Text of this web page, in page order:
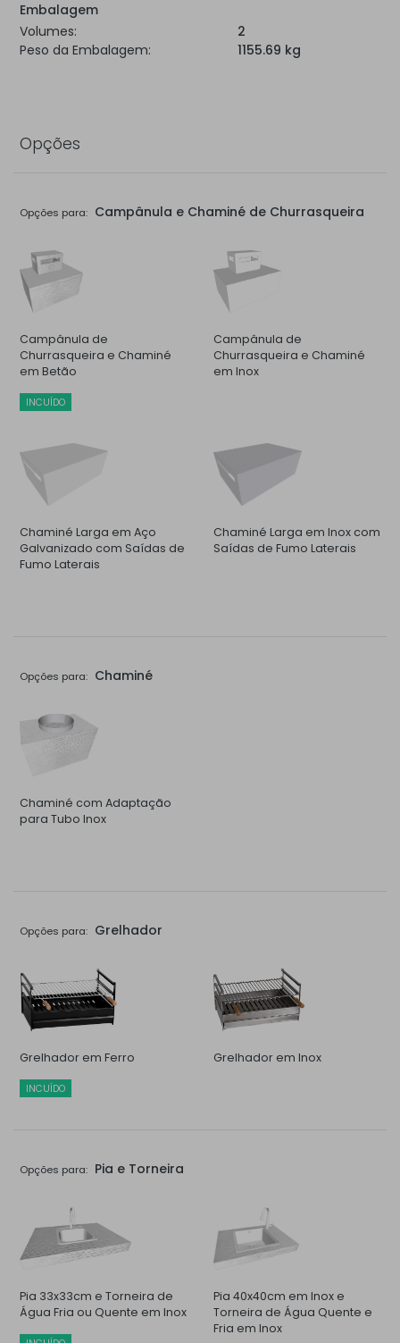
Embalagem
Volumes:
2
Peso da Embalagem:
1155.69 kg
Opções
Opções para: Campânula e Chaminé de Churrasqueira
Campânula de
Churrasqueira e Chaminé
em Betão
INCUÍDO
Campânula de
Churrasqueira e Chaminé
em Inox
Chaminé Larga em Aço
Galvanizado com Saídas de
Fumo Laterais
Chaminé Larga em Inox com
Saídas de Fumo Laterais
Opções para: Chaminé
Chaminé com Adaptação
para Tubo Inox
Opções para: Grelhador
Grelhador em Ferro
INCUÍDO
Grelhador em Inox
Opções para: Pia e Torneira
Pia 33x33cm e Torneira de
Água Fria ou Quente em Inox
Pia 40x40cm em Inox e
Torneira de Água Quente e
Fria em Inox